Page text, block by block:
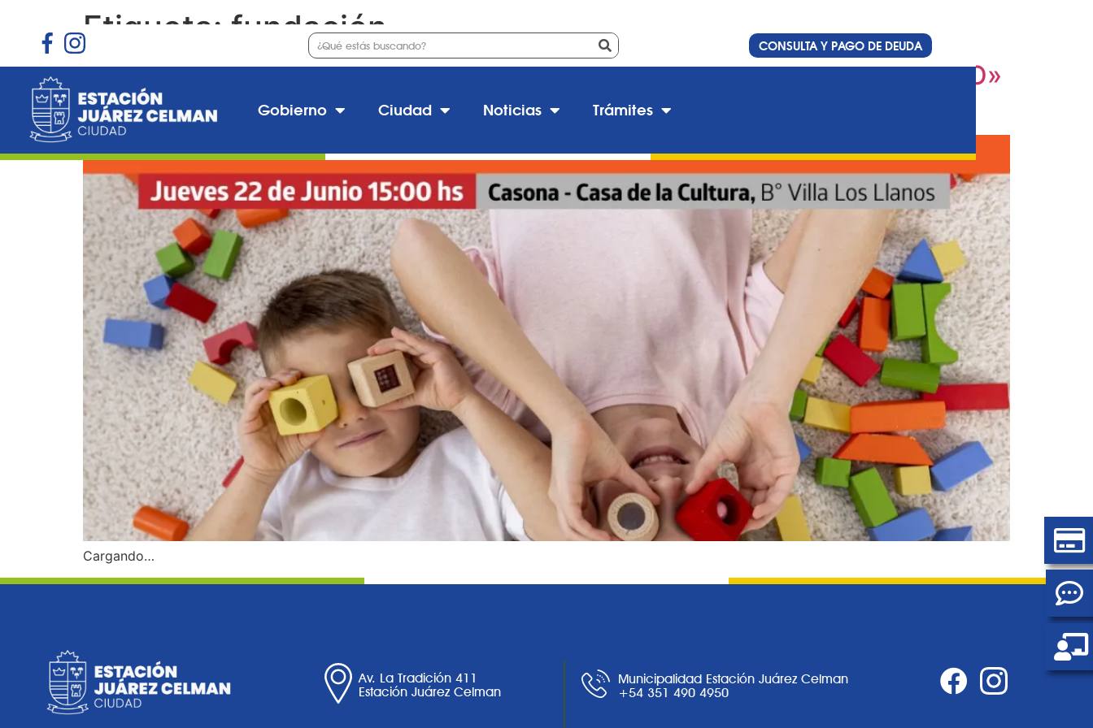
CONSULTA Y PAGO DE DEUDA
Gobierno Ciudad Noticias Trámites
Etiqueta: fundación
Conversatorio 2023 » LA IMPORTANCIA DEL JUEGO EN EL DESARROLLO»
Inscripciones
Cargando…
Av. La Tradición 411
Estación Juárez Celman
Municipalidad Estación Juárez Celman
+54 351 490 4950